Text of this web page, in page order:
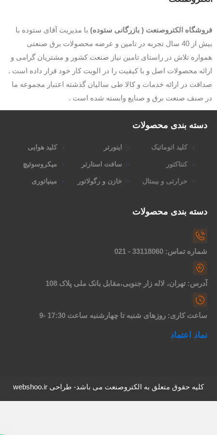
الکتروصنعت ( بازرگانی ستوده)با مدیریت آقای ستوده با
بیش از 40 سال تجربه در تامین و عرضه محصولات برق صنعتی
تلاش در راستای تامین نیاز صنعت کشور و مشتریان گرامی و
محصولات اصل و با کیفیت را در الویت کار خود قرار داده است .
در ارائه خدمات و کالا طی سالیان گذشته اعتبار مجموعه ما
صنف صنعت برق و صنایع وابسته شده است .
بندی محصولات
کلید اتوماتیک
کنتاکتور
حرارتی و بیمتال
اینورتر
سافت استارتر
خازن و رگولاتور
کلید هوایی
میکروسوئیچ
مینیاتوری
بندی محصولات
تماس: 33118060 - 021
تهران، لاله زار جنوبی،مقابل بانک ملی پلاک 108
کاری: روزهای شنبه تا چهارشنبه ساعت 17:30 -9
اعتماد
کلیه حقوق متعلق به الکتروصنعت می باشد- طراحی webshoo.ir